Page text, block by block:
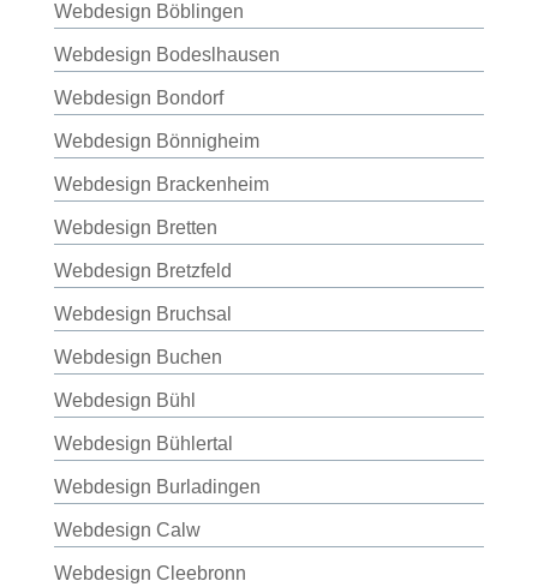
Webdesign Böblingen
Webdesign Bodeslhausen
Webdesign Bondorf
Webdesign Bönnigheim
Webdesign Brackenheim
Webdesign Bretten
Webdesign Bretzfeld
Webdesign Bruchsal
Webdesign Buchen
Webdesign Bühl
Webdesign Bühlertal
Webdesign Burladingen
Webdesign Calw
Webdesign Cleebronn